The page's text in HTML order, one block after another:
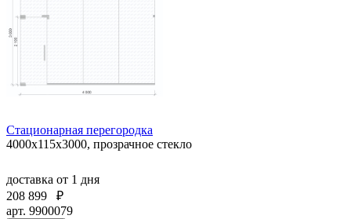
Стационарная перегородка
4000х115х3000, прозрачное стекло
доставка от 1 дня
208 899
₽
арт. 9900079